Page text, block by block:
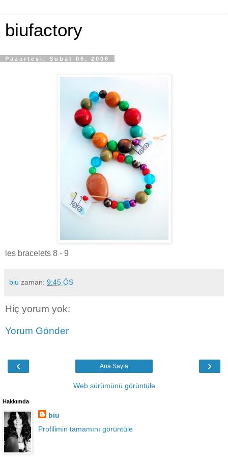
biufactory
Pazartesi, Şubat 06, 2006
les bracelets 8 - 9
biu zaman: 9:45 ÖS
Hiç yorum yok:
Yorum Gönder
‹ ›
Ana Sayfa
Web sürümünü görüntüle
Hakkımda
biu
Profilimin tamamını görüntüle